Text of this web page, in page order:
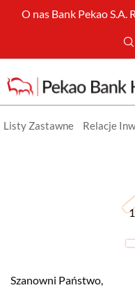
O nas Bank Pekao S.A.
Listy Zastawne Relacje
Szanowni Państwo,